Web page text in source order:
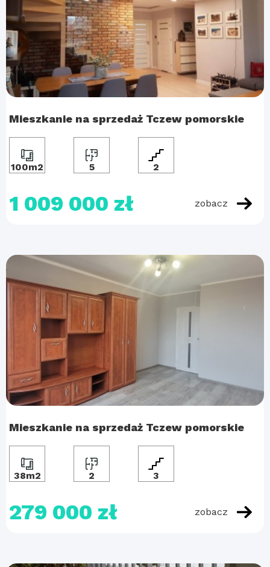
Mieszkanie na sprzedaż Tczew pomorskie
100m2 5 2
1 009 000 zł zobacz
Mieszkanie na sprzedaż Tczew pomorskie
38m2 2 3
279 000 zł zobacz